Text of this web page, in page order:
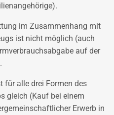
im Zusammenhang mit
ist nicht möglich (auch
auf der
für alle drei Formen des
gleich (Kauf bei einem
Erwerb in